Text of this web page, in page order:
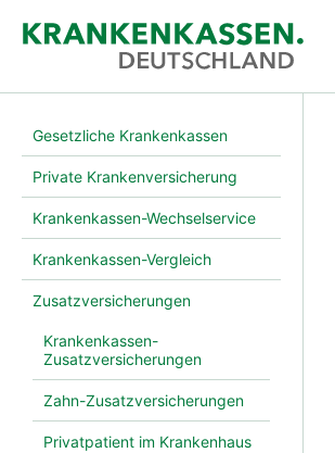
Gesetzliche Krankenkassen
Private Krankenversicherung
Krankenkassen-Wechselservice
Krankenkassen-Vergleich
Zusatzversicherungen
Krankenkassen-
Zusatzversicherungen
Zahn-Zusatzversicherungen
Privatpatient im Krankenhaus